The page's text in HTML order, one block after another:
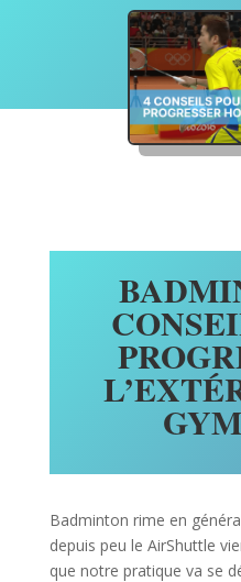
Badminton rime en
depuis peu le AirShuttle
que notre pratique va se